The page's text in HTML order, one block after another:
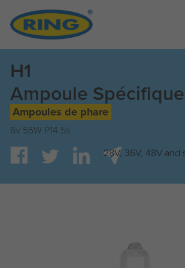
H1
Ampoule Spécifique
Ampoules de phare
6v 55W P14.5s
28V, 36V, 48V and